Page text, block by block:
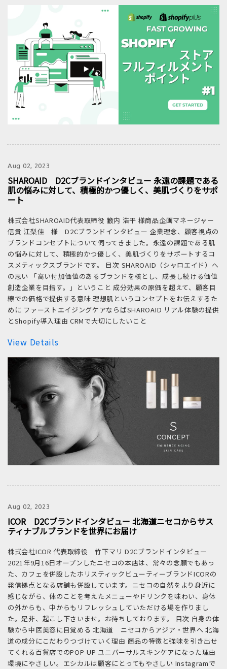
Aug 02, 2023
SHAROAID D2Cブランドインタビュー 永遠の課題である
肌の悩みに対して、積極的かつ優しく、美肌づくりをサポ
ート
株式会社SHAROAID代表取締役 籔内 浩平 様商品企画マネージャー
信貴 江梨佳 様 D2Cブランドインタビュー 企業理念、顧客視点の
ブランドコンセプトについて伺ってきました。永遠の課題である肌
の悩みに対して、積極的かつ優しく、美肌づくりをサポートするコ
スメティックスブランドです。 目次 SHAROAID（シャロエイド）へ
の思い 「高い付加価値のあるブランドを核とし、成長し続ける価値
創造企業を目指す。」ということ 成分効果の原価を超えて、顧客目
線での価格で提供する意味 理想肌というコンセプトをお伝えするた
めに ファーストエイジングケアならばSHAROAID リアル体験の提供
とShopify導入理由 CRMで大切にしたいこと
View Details
Aug 02, 2023
ICOR D2Cブランドインタビュー 北海道ニセコからサス
ティナブルブランドを世界にお届け
株式会社ICOR 代表取締役 竹下マリ D2Cブランドインタビュー
2021年9月16日オープンしたニセコの本店は、常々の念願でもあっ
た、カフェを併設したホリスティックビューティーブランドICORの
発信拠点となる店舗も併設しています。ニセコの自然をより身近に
感じながら、体のことを考えたメニューやドリンクを味わい、身体
の外からも、中からもリフレッシュしていただける場を作りまし
た。是非、起こし下さいませ。お待ちしております。 目次 自身の体
験から中医美容に目覚める 北海道 ニセコからアジア・世界へ 北海
道の成分にこだわりつづけていく理由 商品の特徴と強味を引き出せ
てくれる百貨店でのPOP-UP ユニバーサルスキンケアになった理由
環境にやさしい。エシカルは顧客にとってもやさしい Instagramで